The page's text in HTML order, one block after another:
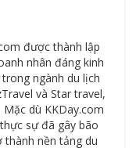
được thành lập
nhân đáng kinh
ngành du lịch
và Star travel,
dù KKDay.com
sự đã gây bão
nền tảng du